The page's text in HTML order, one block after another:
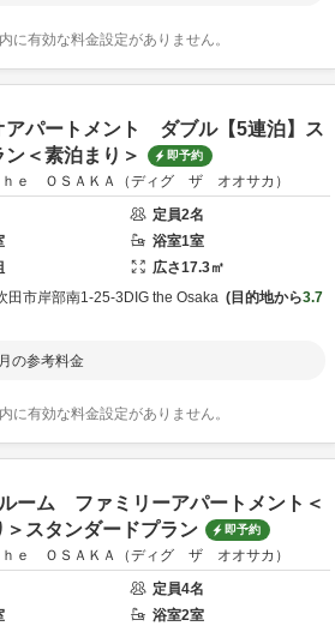
に有効な料金設定がありません。
アパートメント ダブル【5連泊】ス
ン＜素泊まり＞
即予約
ｅ ＯＳＡＫＡ（ディグ ザ オオサカ）
定員2名
浴室1室
広さ17.3㎡
田市岸部南1-25-3 DIG the Osaka 目的地から3.7
の参考料金
に有効な料金設定がありません。
ーム ファミリーアパートメント＜
＞スタンダードプラン
即予約
ｅ ＯＳＡＫＡ（ディグ ザ オオサカ）
定員4名
浴室2室